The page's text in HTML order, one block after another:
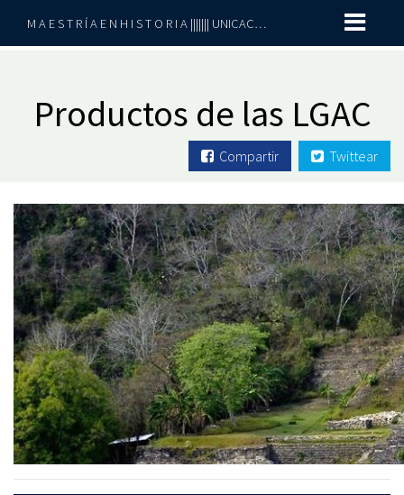
M A E S T R Í A E N H I S T O R I A ||||||| UNICACH-UNACH
Productos de las LGAC
Compartir Twittear